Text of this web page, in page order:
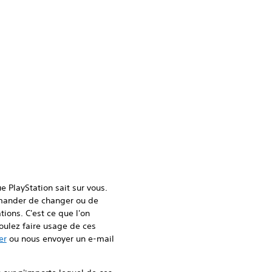
PlayStation sait sur vous.
de changer ou de
C'est ce que l'on
faire usage de ces
ou nous envoyer un e-mail